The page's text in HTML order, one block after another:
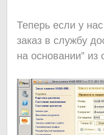
Теперь если у
заказ в службу
на основании” из